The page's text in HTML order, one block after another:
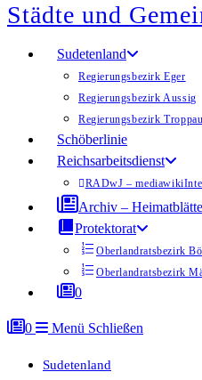
Website
durchsuchen
Städte und
Sudetenland
Regierungsbezirk Eger
Regierungsbezirk Aussig
Regierungsbezirk Troppau
Schöberlinie
Reichsarbeitsdienst
RADwJ – mediawiki
Archiv –
Protektorat
Oberlandratsbezirk
Oberlandratsbezirk
0
0 Menü Schließen
Sudetenland